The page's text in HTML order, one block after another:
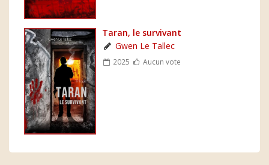
Taran, le survivant
Gwen Le Tallec
2025 Aucun vote